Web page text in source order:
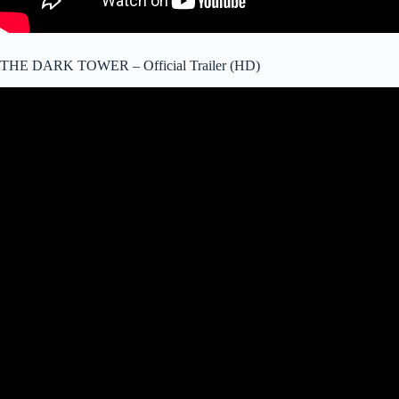
THE DARK TOWER – Official Trailer (HD)